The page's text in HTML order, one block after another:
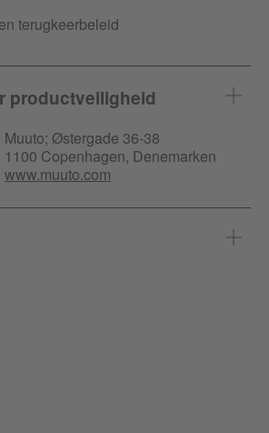
terugkeerbeleid
productveiligheid
Muuto; Østergade 36-38
1100 Copenhagen, Denemarken
www.muuto.com